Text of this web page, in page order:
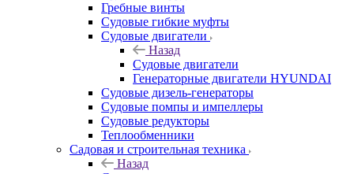
Гребные винты
Судовые гибкие муфты
Судовые двигатели
Назад
Судовые двигатели
Генераторные двигатели HYUNDAI
Судовые дизель-генераторы
Судовые помпы и импеллеры
Судовые редукторы
Теплообменники
Садовая и строительная техника
Назад